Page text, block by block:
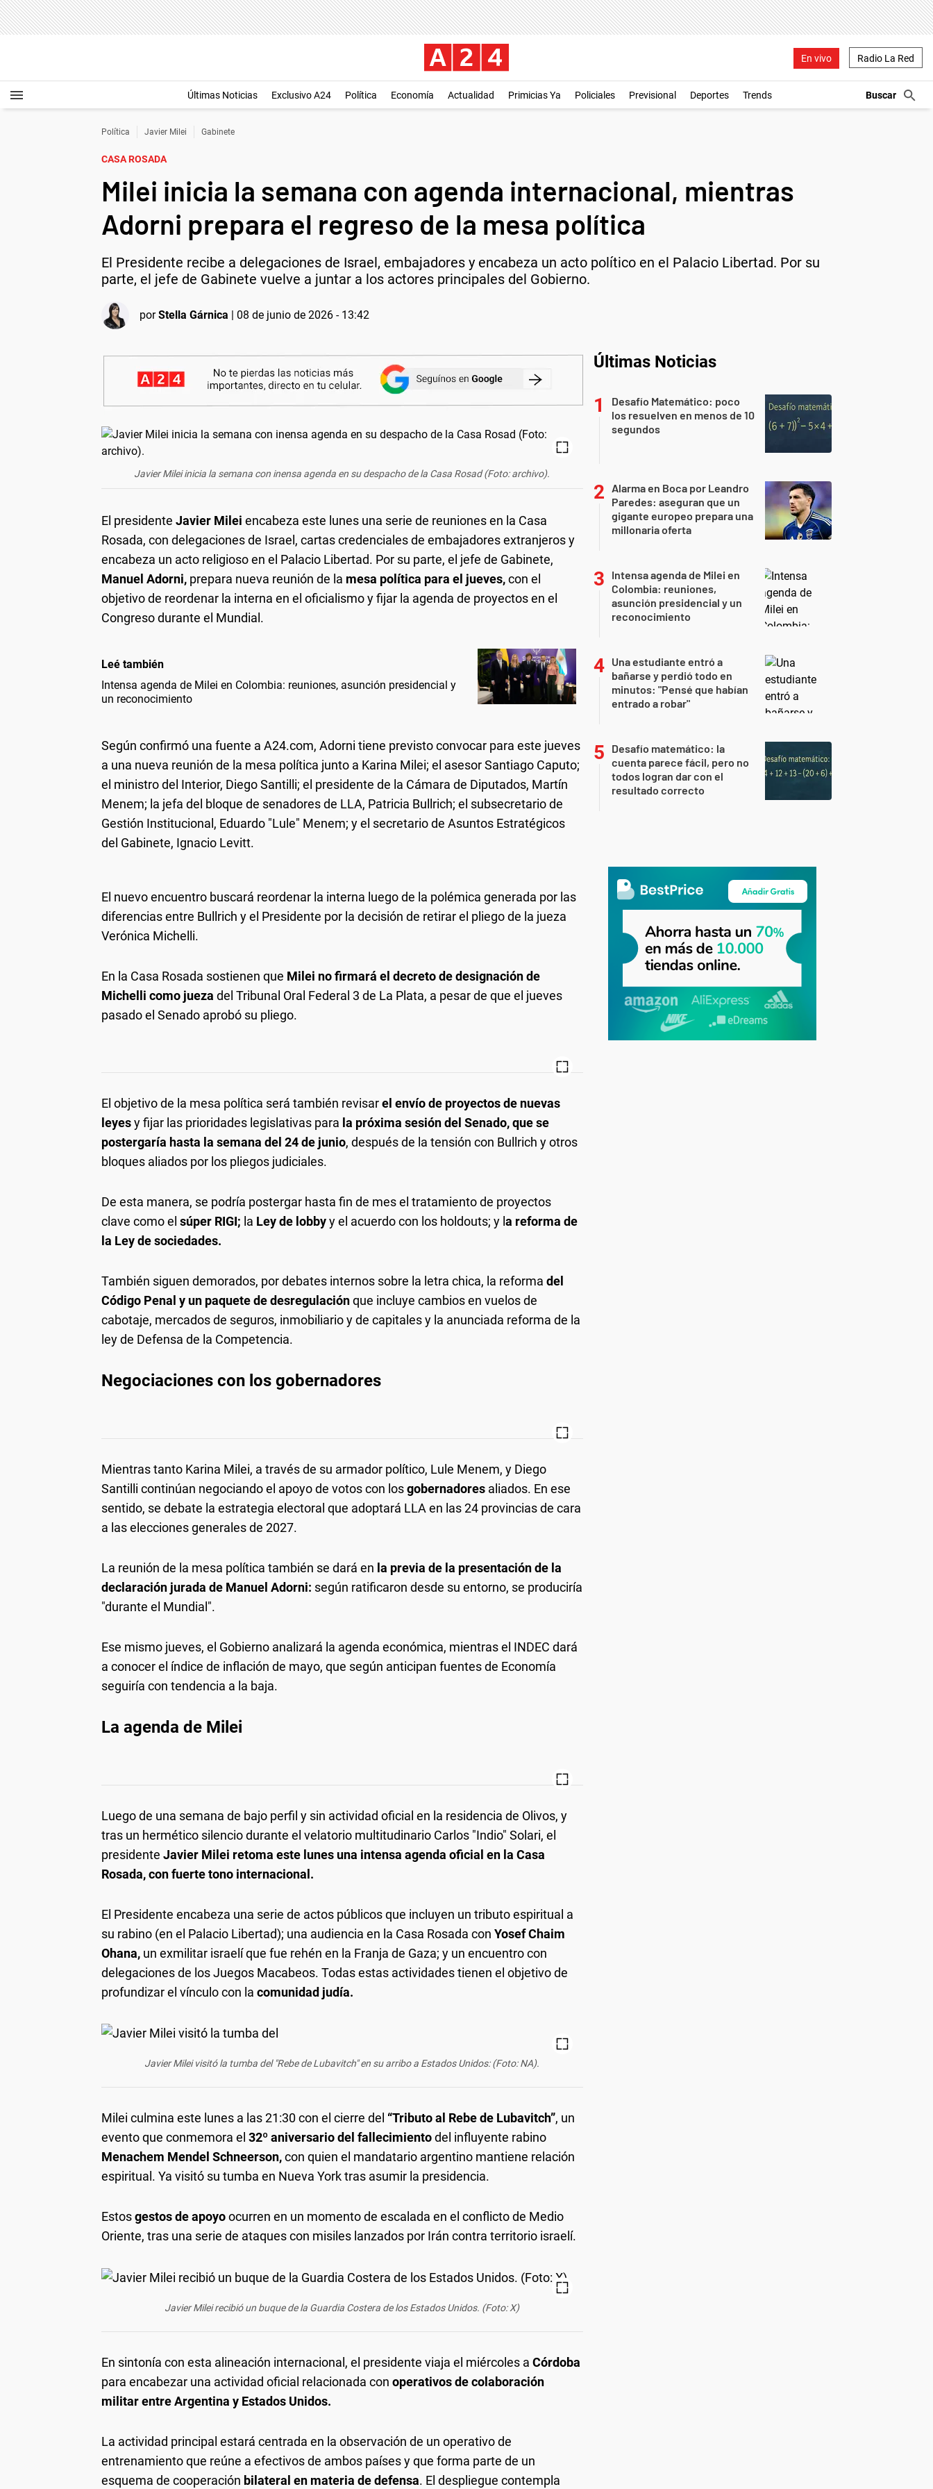
En vivo Radio La Red
Últimas Noticias Exclusivo A24 Política Economía Actualidad Primicias Ya Policiales Previsional Deportes Trends
Política Javier Milei Gabinete
CASA ROSADA
Milei inicia la semana con agenda internacional, mientras
Adorni prepara el regreso de la mesa política
El Presidente recibe a delegaciones de Israel, embajadores y encabeza un acto político en el Palacio Libertad. Por su
parte, el jefe de Gabinete vuelve a juntar a los actores principales del Gobierno.
porStella Gárnica | 08 de junio de 2026 - 13:42
Javier Milei inicia la semana con inensa agenda en su despacho de la Casa Rosad (Foto: archivo).
El presidente Javier Milei encabeza este lunes una serie de reuniones en la Casa
Rosada, con delegaciones de Israel, cartas credenciales de embajadores extranjeros y
encabeza un acto religioso en el Palacio Libertad. Por su parte, el jefe de Gabinete,
Manuel Adorni, prepara nueva reunión de la mesa política para el jueves,con el
objetivo de reordenar la interna en el oficialismo y fijar la agenda de proyectos en el
Congreso durante el Mundial.
Leé también
Intensa agenda de Milei en Colombia: reuniones, asunción presidencial y
un reconocimiento
Según confirmó una fuente a A24.com, Adorni tiene previsto convocar para este jueves
a una nueva reunión de la mesa política junto a Karina Milei; el asesor Santiago Caputo;
el ministro del Interior, Diego Santilli; el presidente de la Cámara de Diputados, Martín
Menem; la jefa del bloque de senadores de LLA, Patricia Bullrich; el subsecretario de
Gestión Institucional, Eduardo "Lule" Menem; y el secretario de Asuntos Estratégicos
del Gabinete, Ignacio Levitt.
El nuevo encuentro buscará reordenar la interna luego de la polémica generada por las
diferencias entre Bullrich y el Presidente por la decisión de retirar el pliego de la jueza
Verónica Michelli.
En la Casa Rosada sostienen que Milei no firmará el decreto de designación de
Michelli como jueza del Tribunal Oral Federal 3 de La Plata, a pesar de que el jueves
pasado el Senado aprobó su pliego.
El objetivo de la mesa política será también revisarel envío de proyectos de nuevas
leyesy fijar las prioridades legislativas para la próxima sesión del Senado, que se
postergaría hasta la semana del 24 de junio, después de la tensión con Bullrich y otros
bloques aliados por los pliegos judiciales.
De esta manera, se podría postergar hasta fin de mes el tratamiento de proyectos
clave como el súper RIGI; la Ley de lobbyy el acuerdo con los holdouts; y l a reforma de
la Ley de sociedades.
También siguen demorados, por debates internos sobre la letra chica, la reforma del
Código Penal y un paquete de desregulaciónque incluye cambios en vuelos de
cabotaje, mercados de seguros, inmobiliario y de capitales y la anunciada reforma de la
ley de Defensa de la Competencia.
Negociaciones con los gobernadores
Mientras tanto Karina Milei, a través de su armador político, Lule Menem, y Diego
Santilli continúan negociando el apoyo de votos con losgobernadores aliados. En ese
sentido, se debate la estrategia electoral que adoptará LLA en las 24 provincias de cara
a las elecciones generales de 2027.
La reunión de la mesa política también se dará en la previa de la presentación de la
declaración jurada de Manuel Adorni: según ratificaron desde su entorno, se produciría
"durante el Mundial".
Ese mismo jueves, el Gobierno analizará la agenda económica, mientras el INDEC dará
a conocer el índice de inflación de mayo, que según anticipan fuentes de Economía
seguiría con tendencia a la baja.
La agenda de Milei
Luego de una semana de bajo perfil y sin actividad oficial en la residencia de Olivos, y
tras un hermético silencio durante el velatorio multitudinario Carlos "Indio" Solari, el
presidente Javier Milei retoma este lunes una intensa agenda oficial en la Casa
Rosada, con fuerte tono internacional.
El Presidente encabeza una serie de actos públicos que incluyen un tributo espiritual a
su rabino (en el Palacio Libertad); una audiencia en la Casa Rosada con Yosef Chaim
Ohana, un exmilitar israelí que fue rehén en la Franja de Gaza; y un encuentro con
delegaciones de los Juegos Macabeos. Todas estas actividades tienen el objetivo de
profundizar el vínculo con la comunidad judía.
Javier Milei visitó la tumba del "Rebe de Lubavitch" en su arribo a Estados Unidos: (Foto: NA).
Milei culmina este lunes a las 21:30 con el cierre del “Tributo al Rebe de Lubavitch”, un
evento que conmemora el 32º aniversario del fallecimientodel influyente rabino
Menachem Mendel Schneerson,con quien el mandatario argentino mantiene relación
espiritual. Ya visitó su tumba en Nueva York tras asumir la presidencia.
Estosgestos de apoyoocurren en un momento de escalada en el conflicto de Medio
Oriente, tras una serie de ataques con misiles lanzados por Irán contra territorio israelí.
Javier Milei recibió un buque de la Guardia Costera de los Estados Unidos. (Foto: X)
En sintonía con esta alineación internacional, el presidente viaja el miércoles a Córdoba
para encabezar una actividad oficial relacionada con operativos de colaboración
militar entre Argentina y Estados Unidos.
La actividad principal estará centrada en la observación de un operativo de
entrenamiento que reúne a efectivos de ambos países y que forma parte de un
esquema de cooperación bilateral en materia de defensa. El despliegue contempla
Últimas Noticias
Desafío Matemático: poco
los resuelven en menos de 10
segundos
Alarma en Boca por Leandro
Paredes: aseguran que un
gigante europeo prepara una
millonaria oferta
Intensa agenda de Milei en
Colombia: reuniones,
asunción presidencial y un
reconocimiento
Una estudiante entró a
bañarse y perdió todo en
minutos: "Pensé que habían
entrado a robar"
Desafío matemático: la
cuenta parece fácil, pero no
todos logran dar con el
resultado correcto